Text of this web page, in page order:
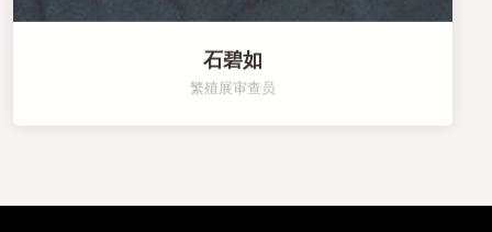
石碧如
繁殖展审查员